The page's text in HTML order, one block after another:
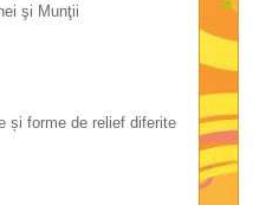
şi Munţii
și forme de relief diferite